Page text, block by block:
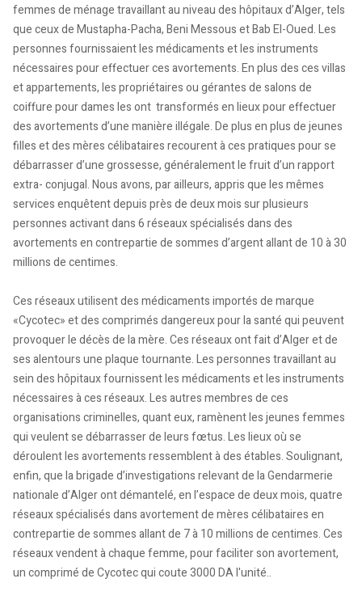
femmes de ménage travaillant au niveau des hôpitaux d’Alger, tels
que ceux de Mustapha-Pacha, Beni Messous et Bab El-Oued. Les
personnes fournissaient les médicaments et les instruments
nécessaires pour effectuer ces avortements. En plus des ces villas
et appartements, les propriétaires ou gérantes de salons de
coiffure pour dames les ont transformés en lieux pour effectuer
des avortements d’une manière illégale. De plus en plus de jeunes
filles et des mères célibataires recourent à ces pratiques pour se
débarrasser d’une grossesse, généralement le fruit d’un rapport
extra- conjugal. Nous avons, par ailleurs, appris que les mêmes
services enquêtent depuis près de deux mois sur plusieurs
personnes activant dans 6 réseaux spécialisés dans des
avortements en contrepartie de sommes d’argent allant de 10 à 30
millions de centimes.
Ces réseaux utilisent des médicaments importés de marque
«Cycotec» et des comprimés dangereux pour la santé qui peuvent
provoquer le décès de la mère. Ces réseaux ont fait d’Alger et de
ses alentours une plaque tournante. Les personnes travaillant au
sein des hôpitaux fournissent les médicaments et les instruments
nécessaires à ces réseaux. Les autres membres de ces
organisations criminelles, quant eux, ramènent les jeunes femmes
qui veulent se débarrasser de leurs fœtus. Les lieux où se
déroulent les avortements ressemblent à des étables. Soulignant,
enfin, que la brigade d’investigations relevant de la Gendarmerie
nationale d’Alger ont démantelé, en l’espace de deux mois, quatre
réseaux spécialisés dans avortement de mères célibataires en
contrepartie de sommes allant de 7 à 10 millions de centimes. Ces
réseaux vendent à chaque femme, pour faciliter son avortement,
un comprimé de Cycotec qui coute 3000 DA l'unité..